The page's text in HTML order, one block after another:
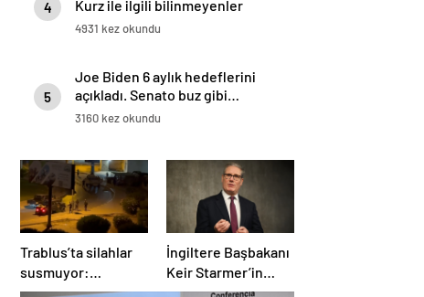
4
Kurz ile ilgili bilinmeyenler
4931 kez okundu
5
Joe Biden 6 aylık hedeflerini
açıkladı. Senato buz gibi…
3160 kez okundu
Trablus’ta silahlar
susmuyor:
Çatışmalar
İngiltere Başbakanı
Keir Starmer’in
evinde yangın çıktı